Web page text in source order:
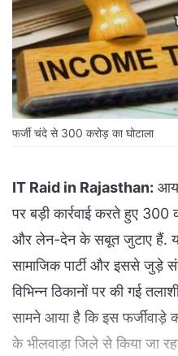
फर्जी चंदे से 300 करोड़ का घोटाला
IT Raid in Rajasthan:
पर बड़ी कार्रवाई करते हुए
और लेन-देन के सबूत जुटाए हैं. यह
सामाजिक पार्टी और इससे जुड़े
विभिन्न ठिकानों पर की गई
सामने आया है कि इस
के भीलवाड़ा जिले से किया जा